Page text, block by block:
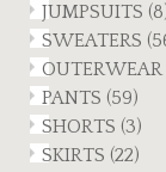
JUMPSUITS
SWEATERS
OUTERWEAR
PANTS (59)
SHORTS (3)
SKIRTS (22)